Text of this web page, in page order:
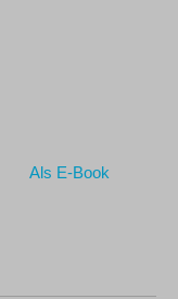
Als E-Book